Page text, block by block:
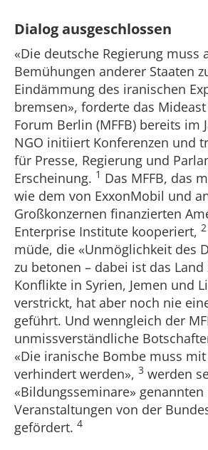
Dialog ausgeschlossen
«Die deutsche Regierung muss
Bemühungen anderer Staaten
Eindämmung des iranischen
bremsen», forderte das
Forum Berlin (MFFB) bereits im
NGO initiiert Konferenzen und
für Presse, Regierung und
Erscheinung. 1 Das MFFB, das
wie dem von ExxonMobil und
Großkonzernen finanzierten
Enterprise Institute kooperiert, 2
müde, die «Unmöglichkeit des
zu betonen – dabei ist das Land
Konflikte in Syrien, Jemen und
verstrickt, hat aber noch nie
geführt. Und wenngleich der
unmissverständliche
«Die iranische Bombe muss
verhindert werden», 3 werden
«Bildungsseminare» genannten
Veranstaltungen von der
gefördert. 4